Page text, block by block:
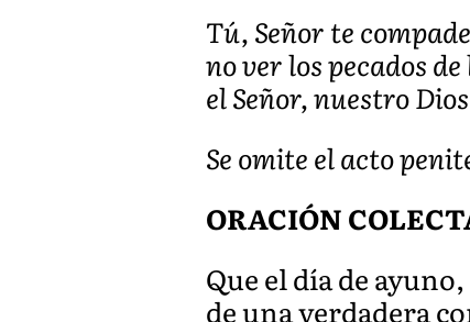
Tú, Señor te
no ver los pecados
el Señor, nuestro
Se omite el acto
ORACIÓN
Que el día de
de una verdadera